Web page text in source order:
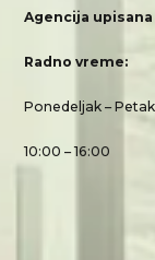
Agencija
Radno vreme:
Ponedeljak – Petak
10:00 – 16:00